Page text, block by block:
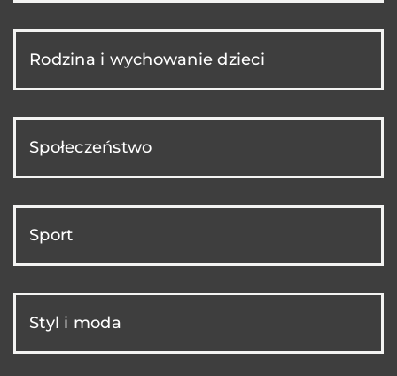
Rodzina i wychowanie dzieci
Społeczeństwo
Sport
Styl i moda